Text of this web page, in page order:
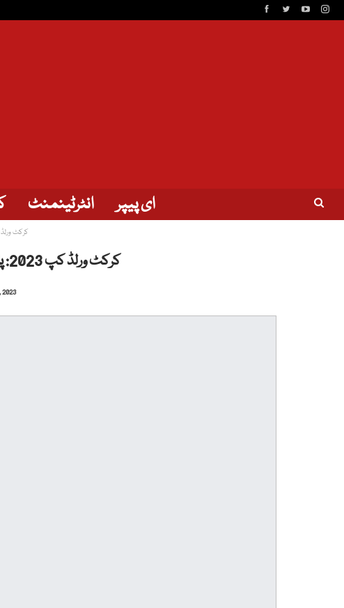
انٹرٹینمنٹ ای پیپر
کرکٹ ورلڈ کپ 2023: پاکستان
کرکٹ ورلڈ کپ 2023: پاکستان نے کیا کچھ کھویا؟
2023